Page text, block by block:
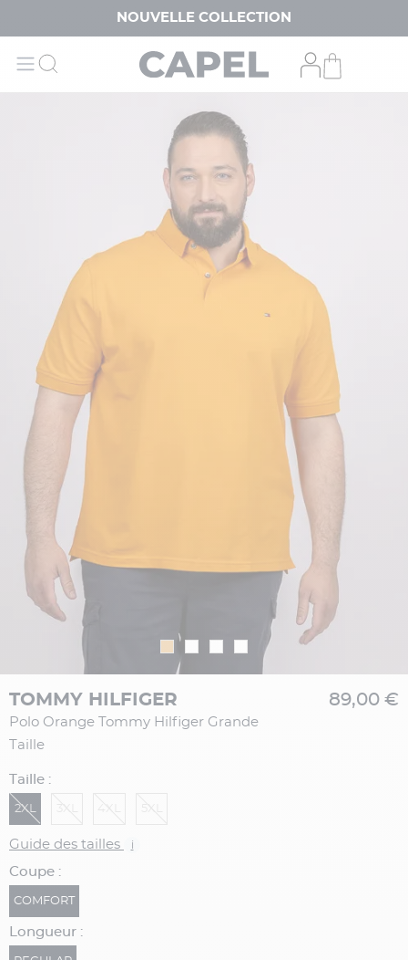
NOUVELLE COLLECTION
TOMMY HILFIGER
Polo Orange Tommy Hilfiger Grande
Taille
89,00 €
Taille :
2XL
Guide des tailles i
Coupe :
COMFORT
Longueur :